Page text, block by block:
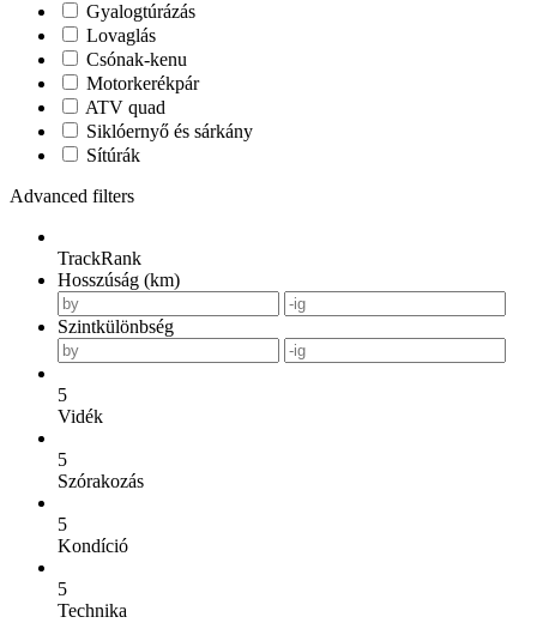
Gyalogtúrázás
Lovaglás
Csónak-kenu
Motorkerékpár
ATV quad
Siklóernyő és sárkány
Sítúrák
Advanced filters
TrackRank
Hosszúság (km)
Szintkülönbség
5
Vidék
5
Szórakozás
5
Kondíció
5
Technika